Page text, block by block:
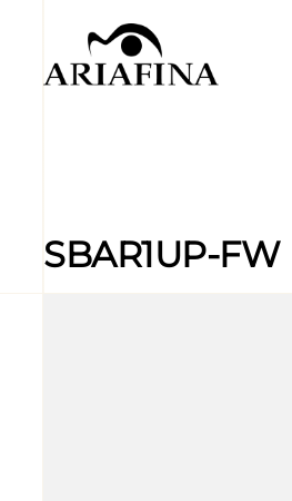
SBAR1UP-FW